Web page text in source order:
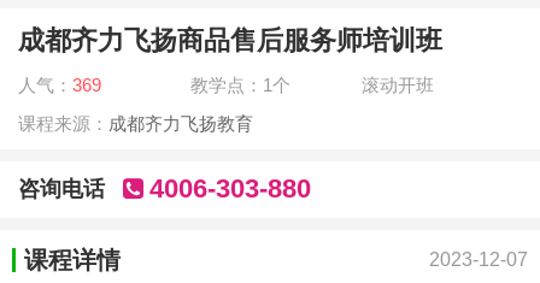
成都齐力飞扬商品售后服务师培训班
人气： 369 教学点：1个
滚动开班
课程来源： 成都齐力飞扬教育
咨询电话 4006-303-880
课程详情 2023-12-07